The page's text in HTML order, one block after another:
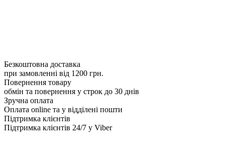
Безкоштовна доставка
при замовленні від 1200 грн.
Повернення товару
обмін та повернення у строк до 30 днів
Зручна оплата
Оплата online та у відділені пошти
Підтримка клієнтів
Підтримка клієнтів 24/7 у Viber